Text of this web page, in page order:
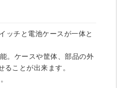
ッチと電池ケースが一体と
。ケースや筐体、部品の外
ことが出来ます。